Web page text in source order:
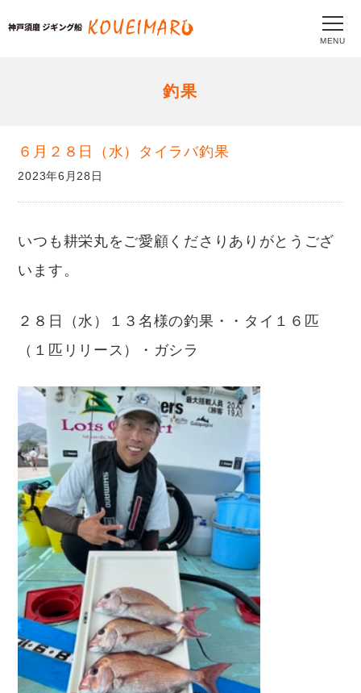
MENU
釣果
６月２８日（水）タイラバ釣果
2023年6月28日
いつも耕栄丸をご愛顧くださりありがとうござ
います。
２８日（水）１３名様の釣果・・タイ１６匹
（１匹リリース）・ガシラ